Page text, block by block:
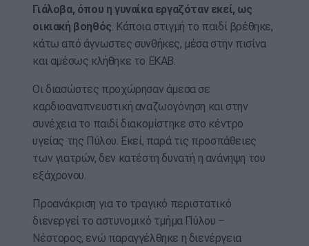
Γιάλοβα, όπου η γυναίκα εργαζόταν εκεί, ως
οικιακή βοηθός. Κάποια στιγμή το παιδί βρέθηκε,
κάτω από άγνωστες συνθήκες, μέσα στην πισίνα
και αμέσως κλήθηκε το ΕΚΑΒ.
Οι διασώστες προχώρησαν άμεσα σε
καρδιοαναπνευστική αναζωογόνηση και στην
συνέχεια το παιδί διακομίστηκε στο κέντρο
υγείας της Πύλου. Εκεί, παρά τις προσπάθειες
των γιατρών, δεν κατέστη δυνατή η ανάνηψη του
εξάχρονου.
Προανάκριση για το τραγικό περιστατικό
διενεργεί το αστυνομικό τμήμα Πύλου –
Νέστορος, ενώ παραγγέλθηκε η διενέργεια